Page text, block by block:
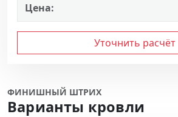
Цена:
Уточнить расчёт
ФИНИШНЫЙ ШТРИХ
Варианты кровли